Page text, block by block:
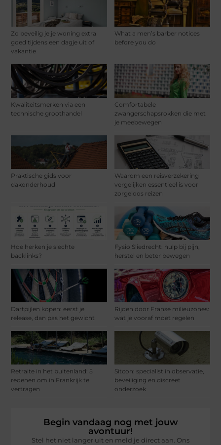
Zo beveilig je je woning extra
goed tijdens een dagje uit of
vakantie
What a men’s barber notices
before you do
Kwaliteitsmerken via een
technische groothandel
Comfortabele
zwangerschapsrokken die met
je meebewegen
Praktische gids voor
dakonderhoud
Waarom een reisverzekering
vergelijken essentieel is voor
zorgeloos reizen
Hoe herken je slechte
backlinks?
Fysio Sliedrecht: hulp bij pijn,
herstel en beter bewegen
Dartpijlen kopen: eerst je
release, dan pas het gewicht
Rijden door Franse milieuzones:
wat je vooraf moet regelen
Retraite in het buitenland: 5
redenen om in Frankrijk te
vertragen
Sitcon: specialist in observatie,
beveiliging en discreet
onderzoek
Begin vandaag nog met jouw
avontuur!
Stel het niet langer uit en meld je direct aan. Ons